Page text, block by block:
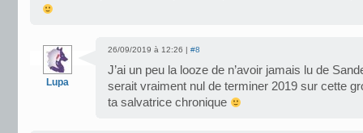
Lupa
26/09/2019 à 12:26 | #8
J’ai un peu la looze de n’avoir jamais lu de
serait vraiment nul de terminer 2019 sur cette
ta salvatrice chronique